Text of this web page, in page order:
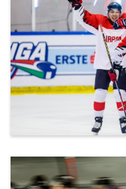
ml_191212_142.jpg